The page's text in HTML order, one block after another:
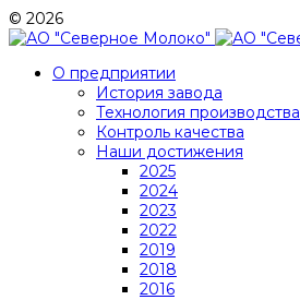
© 2026
О предприятии
История завода
Технология производства
Контроль качества
Наши достижения
2025
2024
2023
2022
2019
2018
2016